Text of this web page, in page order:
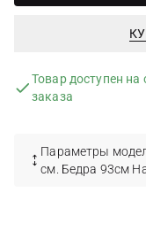
Товар доступен
заказа
Параметры
см. Бедра 93см